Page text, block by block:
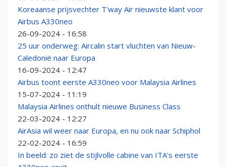
Koreaanse prijsvechter T'way Air nieuwste klant voor
Airbus A330neo
26-09-2024 - 16:58
25 uur onderweg: Aircalin start vluchten van Nieuw-
Caledonië naar Europa
16-09-2024 - 12:47
Airbus toont eerste A330neo voor Malaysia Airlines
15-07-2024 - 11:19
Malaysia Airlines onthult nieuwe Business Class
22-03-2024 - 12:27
AirAsia wil weer naar Europa, en nu ook naar Schiphol
22-02-2024 - 16:59
In beeld: zo ziet de stijlvolle cabine van ITA's eerste